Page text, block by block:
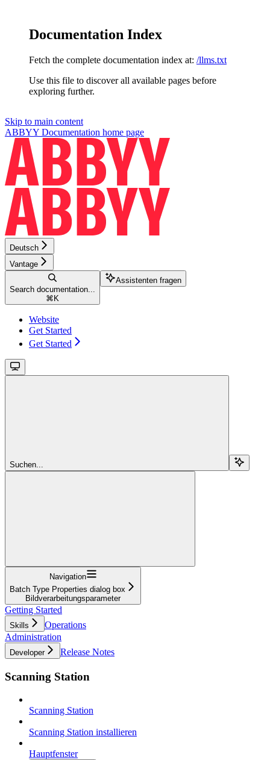
Documentation Index
Fetch the complete documentation index at: /llms.txt
Use this file to discover all available pages before
exploring further.
Skip to main content
ABBYY Documentation home page
Deutsch
Vantage
Search documentation...
⌘ K
Assistenten fragen
Website
Get Started
Get Started
Suchen...
Navigation
Batch Type Properties dialog box
Bildverarbeitungsparameter
Getting Started
Skills
Operations
Administration
Developer Release Notes
Scanning Station
Scanning Station
Scanning Station installieren
Hauptfenster